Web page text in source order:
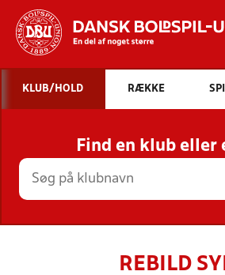
STILLINGER, RESULTATER,
HOLD
KLUB/HOLD RÆKKE
Find en klub eller
REBILD